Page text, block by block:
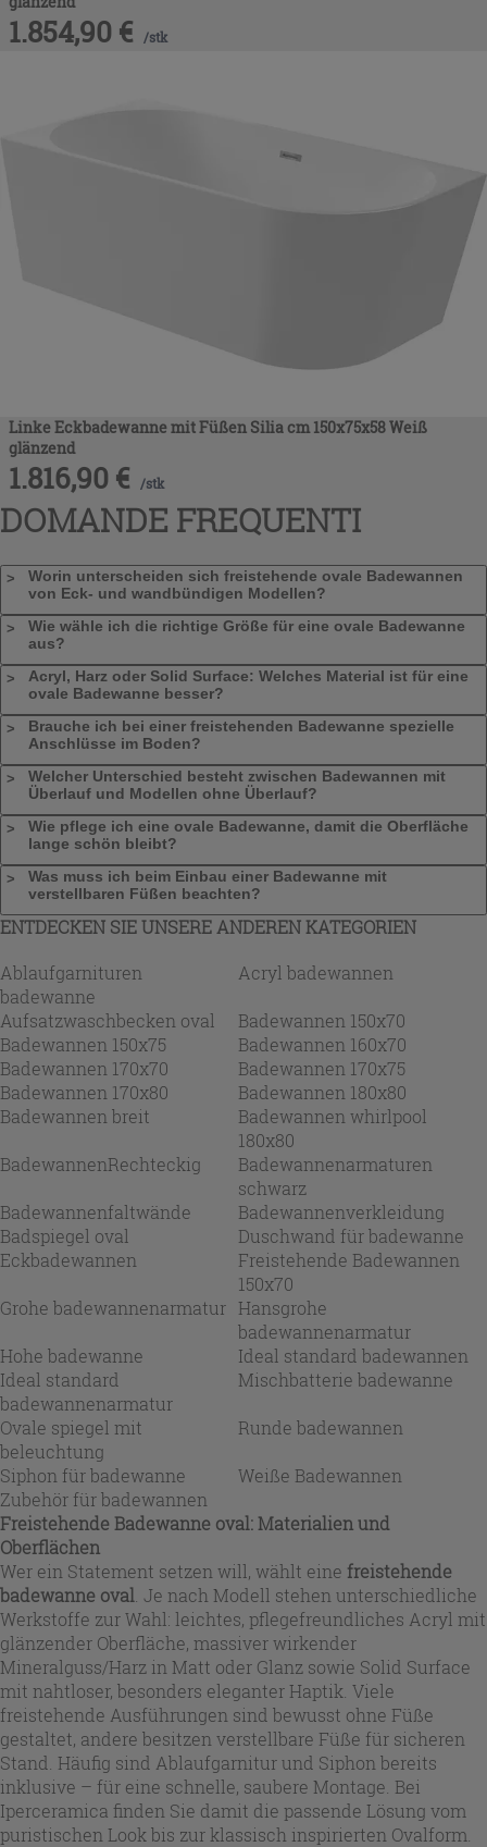
1.854,90 € /stk
Linke Eckbadewanne mit Füßen Silia cm 150x75x58 Weiß
glänzend
1.816,90 € /stk
DOMANDE FREQUENTI
Worin unterscheiden sich freistehende ovale Badewannen
von Eck- und wandbündigen Modellen?
Wie wähle ich die richtige Größe für eine ovale Badewanne
aus?
Acryl, Harz oder Solid Surface: Welches Material ist für eine
ovale Badewanne besser?
Brauche ich bei einer freistehenden Badewanne spezielle
Anschlüsse im Boden?
Welcher Unterschied besteht zwischen Badewannen mit
Überlauf und Modellen ohne Überlauf?
Wie pflege ich eine ovale Badewanne, damit die Oberfläche
lange schön bleibt?
Was muss ich beim Einbau einer Badewanne mit
verstellbaren Füßen beachten?
ENTDECKEN SIE UNSERE ANDEREN KATEGORIEN
Ablaufgarnituren
badewanne
Acryl badewannen
Aufsatzwaschbecken oval
Badewannen 150x70
Badewannen 150x75
Badewannen 160x70
Badewannen 170x70
Badewannen 170x75
Badewannen 170x80
Badewannen 180x80
Badewannen breit
Badewannen whirlpool
180x80
BadewannenRechteckig
Badewannenarmaturen
schwarz
Badewannenfaltwände
Badewannenverkleidung
Badspiegel oval
Duschwand für badewanne
Eckbadewannen
Freistehende Badewannen
150x70
Grohe badewannenarmatur Hansgrohe
badewannenarmatur
Hohe badewanne
Ideal standard badewannen
Ideal standard
badewannenarmatur
Mischbatterie badewanne
Ovale spiegel mit
beleuchtung
Runde badewannen
Siphon für badewanne
Weiße Badewannen
Zubehör für badewannen
Freistehende Badewanne oval: Materialien und
Oberflächen
Wer ein Statement setzen will, wählt eine freistehende
badewanne oval . Je nach Modell stehen unterschiedliche
Werkstoffe zur Wahl: leichtes, pflegefreundliches Acryl mit
glänzender Oberfläche, massiver wirkender
Mineralguss/Harz in Matt oder Glanz sowie Solid Surface
mit nahtloser, besonders eleganter Haptik. Viele
freistehende Ausführungen sind bewusst ohne Füße
gestaltet, andere besitzen verstellbare Füße für sicheren
Stand. Häufig sind Ablaufgarnitur und Siphon bereits
inklusive – für eine schnelle, saubere Montage. Bei
Iperceramica finden Sie damit die passende Lösung vom
puristischen Look bis zur klassisch inspirierten Ovalform.